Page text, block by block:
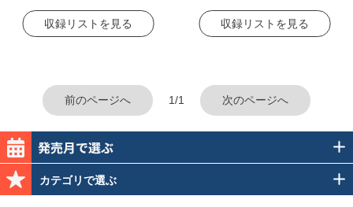
収録リストを見る 収録リストを見る
前のページへ 1/1 次のページへ
カテゴリで選ぶ